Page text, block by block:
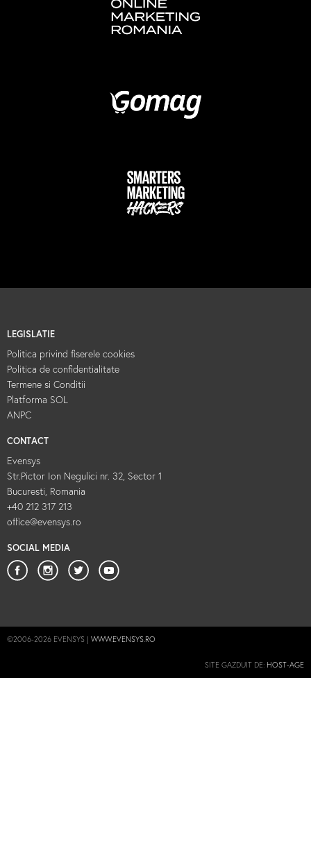
LEGISLATIE
Politica privind fiserele cookies
Politica de confidentialitate
Termene si Conditii
Platforma SOL
ANPC
CONTACT
Evensys
Str.Pictor Ion Negulici nr. 32, Sector 1
Bucuresti, Romania
+40 212 317 213
office@evensys.ro
SOCIAL MEDIA
©2006-2026 EVENSYS | WWW.EVENSYS.RO
SITE GAZDUIT DE: HOST-AGE